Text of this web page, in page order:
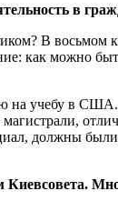
в
В
как можно
учебу в США.
должны